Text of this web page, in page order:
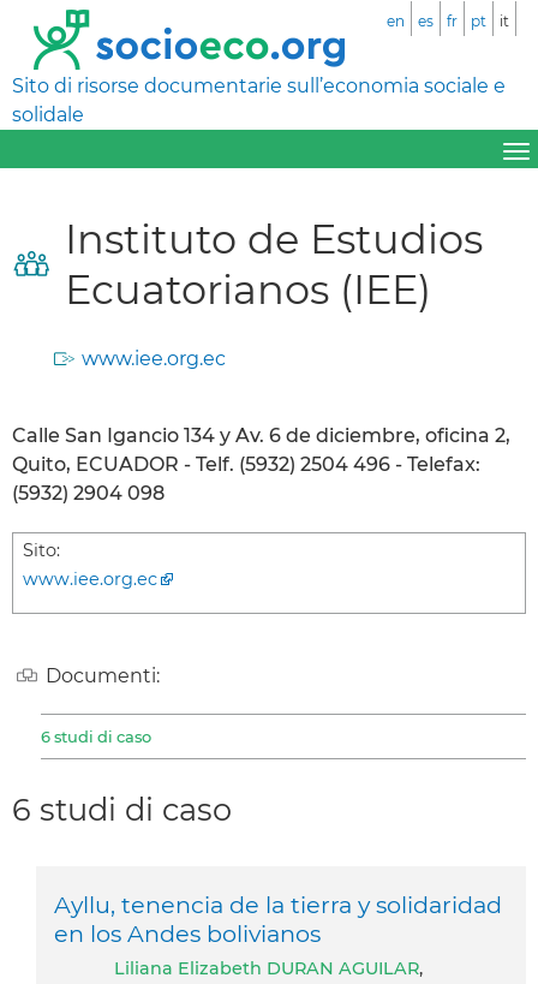
Sito di risorse documentarie sull’economia sociale e
solidale
en es fr pt it
Instituto de Estudios
Ecuatorianos (IEE)
www.iee.org.ec
Calle San Igancio 134 y Av. 6 de diciembre, oficina 2,
Quito, ECUADOR - Telf. (5932) 2504 496 - Telefax:
(5932) 2904 098
Sito:
www.iee.org.ec
Documenti:
6 studi di caso
6 studi di caso
Ayllu, tenencia de la tierra y solidaridad
en los Andes bolivianos
Liliana Elizabeth DURAN AGUILAR,